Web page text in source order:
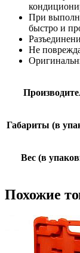
При
быстро и
Не
Габариты (в
Вес (в
Похожие